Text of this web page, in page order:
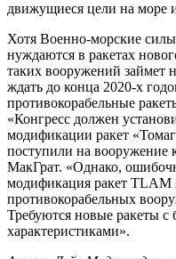
движущиеся цели на море
Хотя Военно-морские
нуждаются в ракетах
таких вооружений займет
ждать до конца 2020-х
противокорабельные
«Конгресс должен
модификации ракет
поступили на вооружение
МакГрат. «Однако,
модификация ракет TLAM
противокорабельных
Требуются новые ракеты
характеристиками».